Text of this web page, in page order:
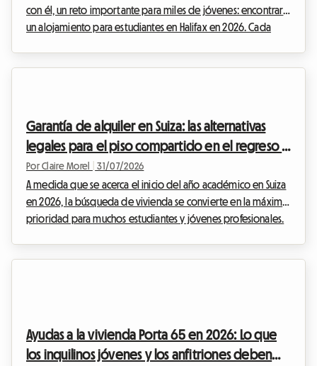
con él, un reto importante para miles de jóvenes: encontrar
un alojamiento para estudiantes en Halifax en 2026. Cada
falta crítica de infraestructuras en los campus,...
Garantía de alquiler en Suiza: las alternativas
legales para el piso compartido en el regreso a
clases de 2026
Por Claire Morel 31/07/2026
A medida que se acerca el inicio del año académico en Suiza
en 2026, la búsqueda de vivienda se convierte en la máxima
prioridad para muchos estudiantes y jóvenes profesionales.
Ayudas a la vivienda Porta 65 en 2026: Lo que
los inquilinos jóvenes y los anfitriones deben